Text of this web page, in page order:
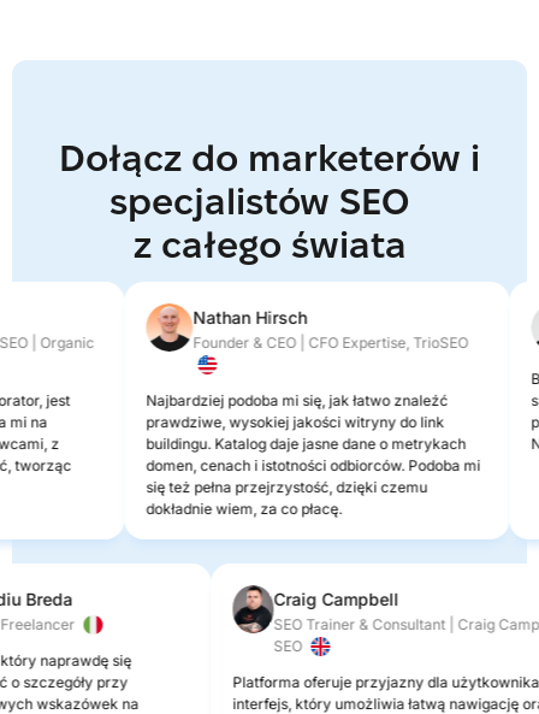
Dołącz do marketerów i
specjalistów SEO
z całego świata
| Organic
jest
na
z
Nathan Hirsch
Founder & CEO | CFO Expertise, TrioSEO
Najbardziej podoba mi się, jak łatwo znaleźć
prawdziwe, wysokiej jakości witryny do link
buildingu. Katalog daje jasne dane o metrykach
domen, cenach i istotności odbiorców. Podoba mi
się też pełna przejrzystość, dzięki czemu
dokładnie wiem, za co płacę.
Breda
naprawdę się
szczegóły przy
wskazówek na
Craig Campbell
SEO Trainer & Consultant | Craig
SEO
Platforma oferuje przyjazny dla użytkownika
interfejs, który umożliwia łatwą nawigację oraz